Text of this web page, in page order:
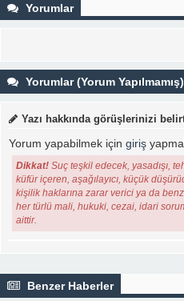
Yorumlar
Yorumlar (Yorum Yapılmamış)
Yazı hakkında görüşlerinizi
Yorum yapabilmek için giriş
Dikkat! Suç teşkil edecek, yasadışı,
küfür içeren, aşağılayıcı, küçük
kişilik haklarına zarar verici ya da
her türlü mali, hukuki, cezai, idari
aittir.
Benzer Haberler